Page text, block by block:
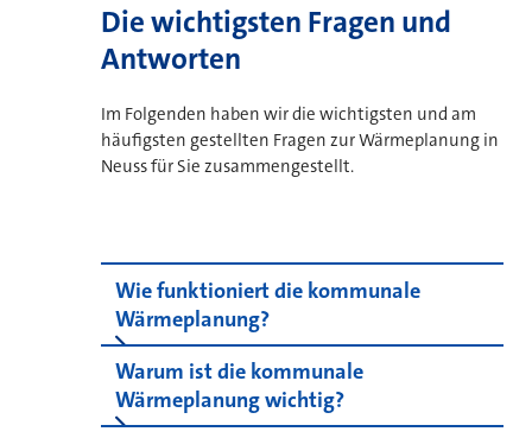
Die wichtigsten Fragen und
Antworten
Im Folgenden haben wir die wichtigsten und am
häufigsten gestellten Fragen zur Wärmeplanung in
Neuss für Sie zusammengestellt.
Wie funktioniert die kommunale
Wärmeplanung?
Warum ist die kommunale
Wärmeplanung wichtig?